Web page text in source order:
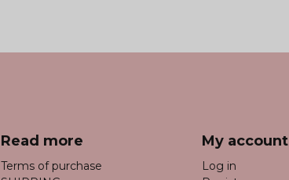
Read more
Terms of purchase
My account
Log in